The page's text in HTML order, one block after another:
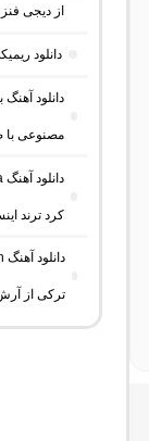
از دیجی
دانلود
دانلود
مصنوعی با
کرد ترند
ترکی از